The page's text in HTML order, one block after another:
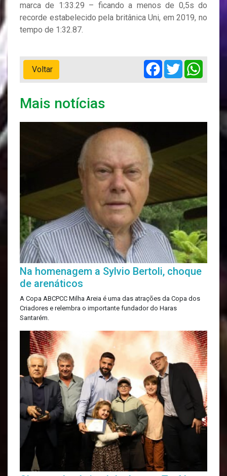
marca de 1:33.29 – ficando a menos de 0,5s do
recorde estabelecido pela britânica Uni, em 2019, no
tempo de 1:32.87.
Voltar
Facebook
Twitter
Mais notícias
Na homenagem a Sylvio Bertoli, choque
de arenáticos
A Copa ABCPCC Milha Areia é uma das atrações da Copa dos
Criadores e relembra o importante fundador do Haras
Santarém.